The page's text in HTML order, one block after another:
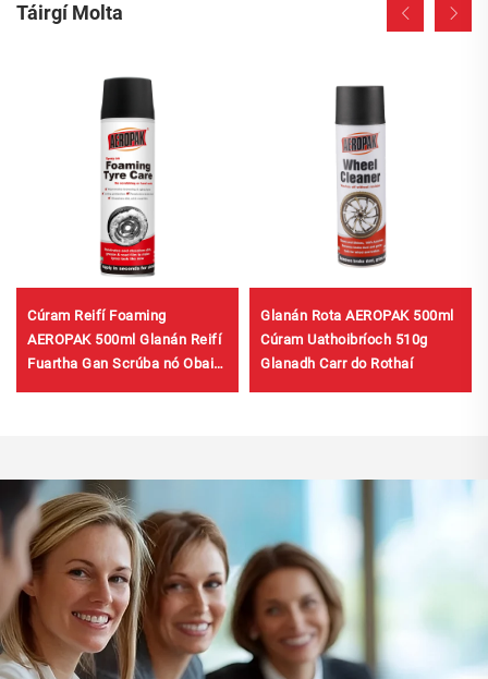
Táirgí Molta
Cúram Reifí Foaming
AEROPAK 500ml Glanán Reifí
Fuartha Gan Scrúba nó Obair
Glanán Rota AEROPAK 500ml
Cúram Uathoibríoch 510g
Glanadh Carr do Rothaí